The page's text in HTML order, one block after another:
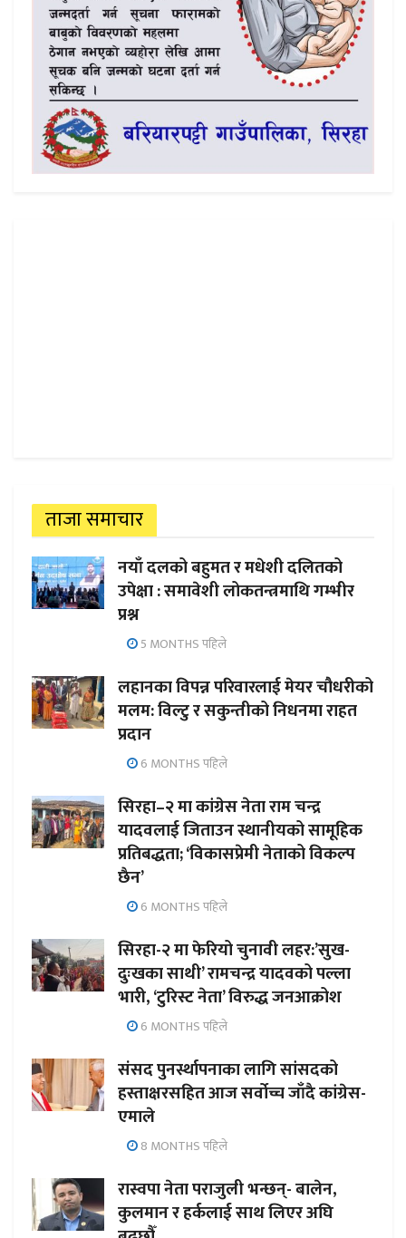
ताजा समाचार
नयाँ दलको बहुमत र मधेशी दलितको
उपेक्षा : समावेशी लोकतन्त्रमाथि गम्भीर
प्रश्न
5 MONTHS पहिले
लहानका विपन्न परिवारलाई मेयर चौधरीको
मलम: विल्टु र सकुन्तीको निधनमा राहत
प्रदान
6 MONTHS पहिले
सिरहा–२ मा कांग्रेस नेता राम चन्द्र
यादवलाई जिताउन स्थानीयको सामूहिक
प्रतिबद्धता; ‘विकासप्रेमी नेताको विकल्प
छैन’
6 MONTHS पहिले
सिरहा-२ मा फेरियो चुनावी लहर:’सुख-
दुःखका साथी’ रामचन्द्र यादवको पल्ला
भारी, ‘टुरिस्ट नेता’ विरुद्ध जनआक्रोश
6 MONTHS पहिले
संसद पुनर्स्थापनाका लागि सांसदको
हस्ताक्षरसहित आज सर्वोच्च जाँदै कांग्रेस-
एमाले
8 MONTHS पहिले
रास्वपा नेता पराजुली भन्छन्- बालेन,
कुलमान र हर्कलाई साथ लिएर अघि